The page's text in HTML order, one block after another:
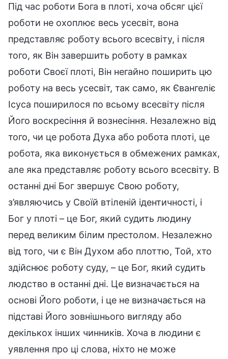
Під час роботи Бога в плоті, хоча обсяг цієї
роботи не охоплює весь усесвіт, вона
представляє роботу всього всесвіту, і після
того, як Він завершить роботу в рамках
роботи Своєї плоті, Він негайно поширить цю
роботу на весь усесвіт, так само, як Євангеліє
Ісуса поширилося по всьому всесвіту після
Його воскресіння й вознесіння. Незалежно від
того, чи це робота Духа або робота плоті, це
робота, яка виконується в обмежених рамках,
але яка представляє роботу всього всесвіту. В
останні дні Бог звершує Свою роботу,
з’являючись у Своїй втіленій ідентичності, і
Бог у плоті – це Бог, який судить людину
перед великим білим престолом. Незалежно
від того, чи є Він Духом або плоттю, Той, хто
здійснює роботу суду, – це Бог, який судить
людство в останні дні. Це визначається на
основі Його роботи, і це не визначається на
підставі Його зовнішнього вигляду або
декількох інших чинників. Хоча в людини є
уявлення про ці слова, ніхто не може